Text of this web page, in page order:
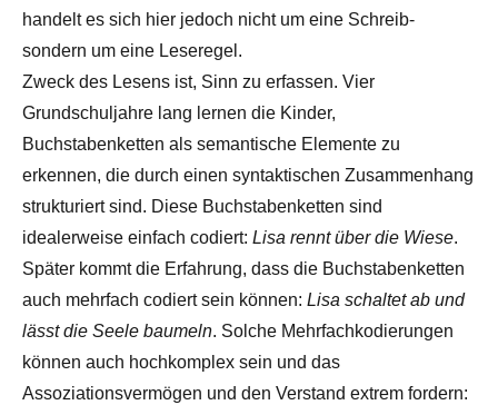
handelt es sich hier jedoch nicht um eine Schreib-
sondern um eine Leseregel.
Zweck des Lesens ist, Sinn zu erfassen. Vier
Grundschuljahre lang lernen die Kinder,
Buchstabenketten als semantische Elemente zu
erkennen, die durch einen syntaktischen Zusammenhang
strukturiert sind. Diese Buchstabenketten sind
idealerweise einfach codiert: Lisa rennt über die Wiese.
Später kommt die Erfahrung, dass die Buchstabenketten
auch mehrfach codiert sein können: Lisa schaltet ab und
lässt die Seele baumeln. Solche Mehrfachkodierungen
können auch hochkomplex sein und das
Assoziationsvermögen und den Verstand extrem fordern: